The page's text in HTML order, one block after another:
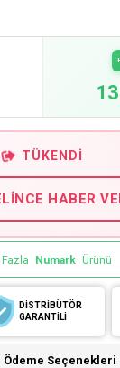
TÜKENDI
HABER
Numark Ürünü
DİSTRİBÜTÖR
GARANTİLİ
Ödeme Seçenekleri